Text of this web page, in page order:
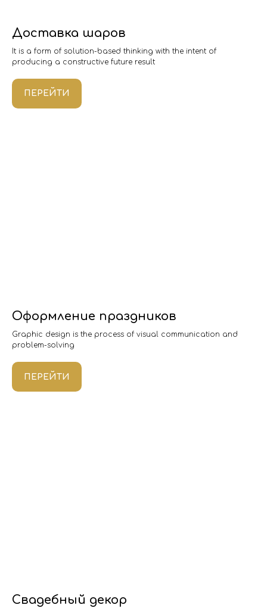
Доставка шаров
It is a form of solution-based thinking with the intent of
producing a constructive future result
ПЕРЕЙТИ
Оформление праздников
Graphic design is the process of visual communication and
problem-solving
ПЕРЕЙТИ
Свадебный декор